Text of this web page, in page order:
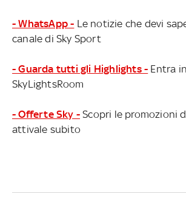
- WhatsApp - Le notizie che devi
canale di Sky Sport
- Guarda tutti gli Highlights - Entra in
SkyLightsRoom
- Offerte Sky - Scopri le promozioni
attivale subito